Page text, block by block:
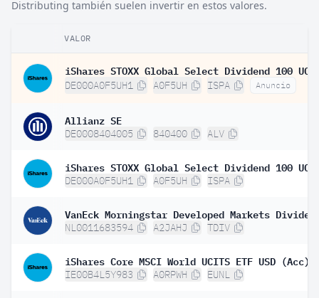
Distributing también suelen invertir en estos valores.
VALOR
DE000A0F5UH1 A0F5UH ISPA Anuncio
Allianz SE
DE0008404005 840400 ALV
DE000A0F5UH1 A0F5UH ISPA
NL0011683594 A2JAHJ TDIV
iShares Core MSCI World UCITS ETF USD (Acc)
IE00B4L5Y983 A0RPWH EUNL